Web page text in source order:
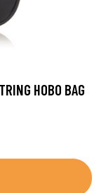
HOBO BAG